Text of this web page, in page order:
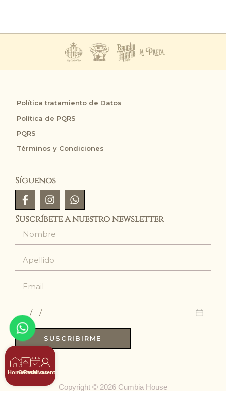
Política tratamiento de Datos
Política de PQRS
PQRS
Términos y Condiciones
Síguenos
Suscríbete a nuestro newsletter
SUSCRIBIRME
Copyright © 2026 Cumbia House
HomeCarta
Reservas
Mi cuenta